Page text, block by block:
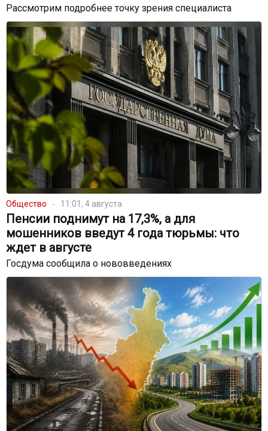
Рассмотрим подробнее точку зрения специалиста
Общество 11:01, 4 августа
Пенсии поднимут на 17,3%, а для
мошенников введут 4 года тюрьмы: что
ждет в августе
Госдума сообщила о нововведениях